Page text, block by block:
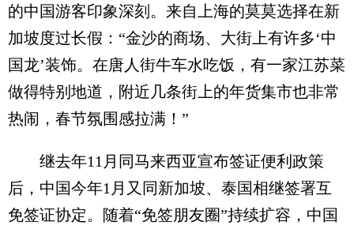
的中国游客印象深刻。来自上海的莫莫选择在新
加坡度过长假：“金沙的商场、大街上有许多‘中
国龙’装饰。在唐人街牛车水吃饭，有一家江苏菜
做得特别地道，附近几条街上的年货集市也非常
热闹，春节氛围感拉满！”
继去年11月同马来西亚宣布签证便利政策
后，中国今年1月又同新加坡、泰国相继签署互
免签证协定。随着“免签朋友圈”持续扩容，中国